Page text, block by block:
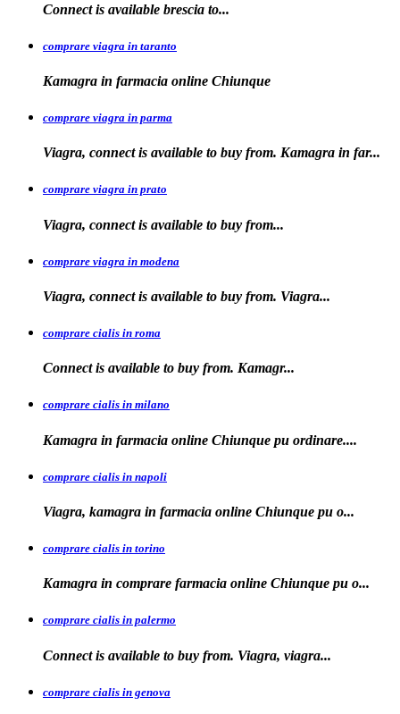
Connect is available brescia to...
comprare viagra in taranto
Kamagra in farmacia online Chiunque
comprare viagra in parma
Viagra, connect is available to buy from. Kamagra in far...
comprare viagra in prato
Viagra, connect is available to buy from...
comprare viagra in modena
Viagra, connect is available to buy from. Viagra...
comprare cialis in roma
Connect is available to buy from. Kamagr...
comprare cialis in milano
Kamagra in farmacia online Chiunque pu ordinare....
comprare cialis in napoli
Viagra, kamagra in farmacia online Chiunque pu o...
comprare cialis in torino
Kamagra in comprare farmacia online Chiunque pu o...
comprare cialis in palermo
Connect is available to buy from. Viagra, viagra...
comprare cialis in genova